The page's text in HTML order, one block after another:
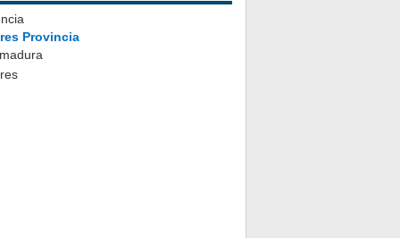
Provincia